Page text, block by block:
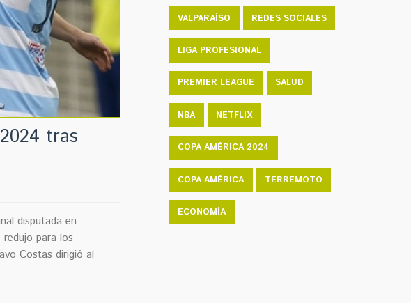
tras
disputada en
para los
Costas dirigió al
VALPARAÍSO REDES SOCIALES
LIGA PROFESIONAL
PREMIER LEAGUE SALUD
NBA NETFLIX
COPA AMÉRICA 2024
COPA AMÉRICA TERREMOTO
ECONOMÍA